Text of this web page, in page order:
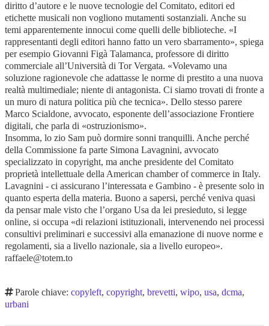
diritto d’autore e le nuove tecnologie del Comitato, editori ed
etichette musicali non vogliono mutamenti sostanziali. Anche su
temi apparentemente innocui come quelli delle biblioteche. «I
rappresentanti degli editori hanno fatto un vero sbarramento», spiega
per esempio Giovanni Figà Talamanca, professore di diritto
commerciale all’Università di Tor Vergata. «Volevamo una
soluzione ragionevole che adattasse le norme di prestito a una nuova
realtà multimediale; niente di antagonista. Ci siamo trovati di fronte a
un muro di natura politica più che tecnica». Dello stesso parere
Marco Scialdone, avvocato, esponente dell’associazione Frontiere
digitali, che parla di «ostruzionismo».
Insomma, lo zio Sam può dormire sonni tranquilli. Anche perché
della Commissione fa parte Simona Lavagnini, avvocato
specializzato in copyright, ma anche presidente del Comitato
proprietà intellettuale della American chamber of commerce in Italy.
Lavagnini - ci assicurano l’interessata e Gambino - è presente solo in
quanto esperta della materia. Buono a sapersi, perché veniva quasi
da pensar male visto che l’organo Usa da lei presieduto, si legge
online, si occupa «di relazioni istituzionali, intervenendo nei processi
consultivi preliminari e successivi alla emanazione di nuove norme e
regolamenti, sia a livello nazionale, sia a livello europeo».
raffaele@totem.to
Parole chiave:copyleft,copyright,brevetti,wipo,usa,dcma,
urbani